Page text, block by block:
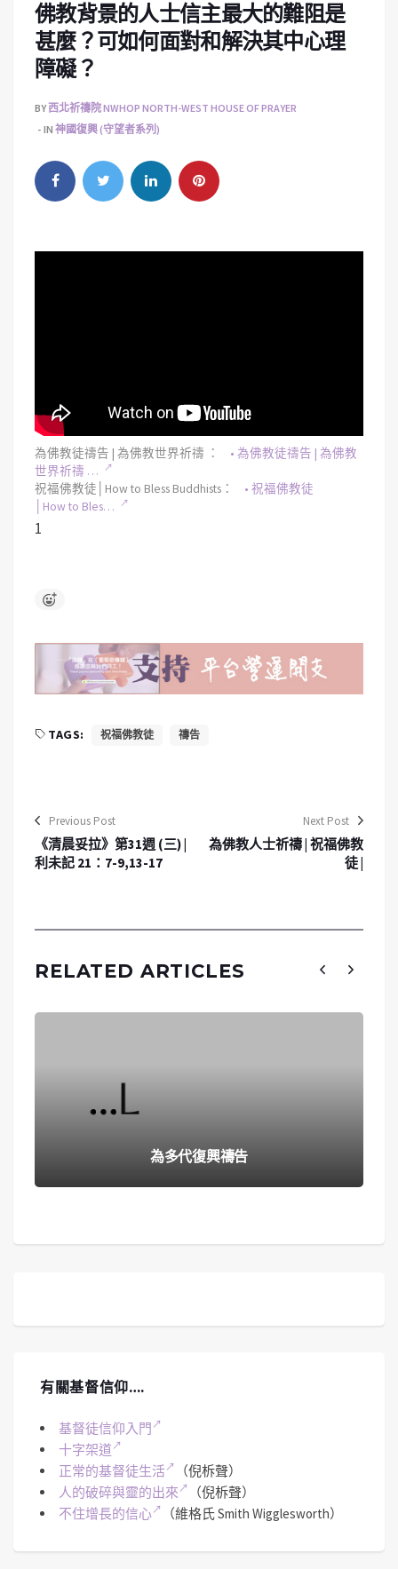
佛教背景的人士信主最大的難阻是
甚麼？可如何面對和解決其中心理
障礙？
BY西北祈禱院 NWHOP NORTH-WEST HOUSE OF PRAYER
IN 神國復興 (守望者系列)
為佛教徒禱告 | 為佛教世界祈禱 ：
• 為佛教徒禱告 | 為佛教
世界祈禱 …
祝福佛教徒│How to Bless Buddhists：
• 祝福佛教徒
│How to Bles…
1
TAGS: 祝福佛教徒 禱告
Previous Post
《清晨妥拉》第31週 (三) |
利未記 21：7-9,13-17
Next Post
為佛教人士祈禱 | 祝福佛教
徒 |
RELATED ARTICLES
為多代復興禱告
有關基督信仰….
基督徒信仰入門
十字架道
正常的基督徒生活
（倪柝聲）
人的破碎與靈的出來
（倪柝聲）
不住增長的信心
（維格氏 Smith Wigglesworth）